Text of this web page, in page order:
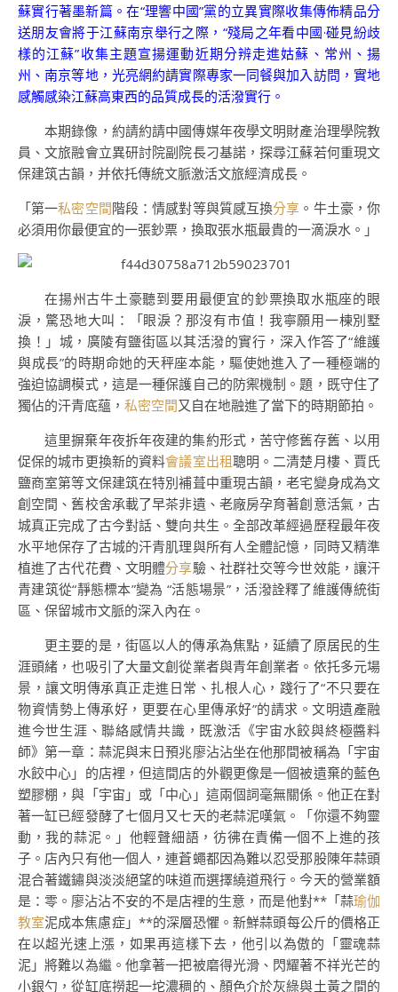
蘇實行著墨新篇。在“理響中國”黨的立異實際收集傳佈精品分
送朋友會將于江蘇南京舉行之際，“殘局之年看中國·碰見紛歧
樣的江蘇”收集主題宣揚運動近期分辨走進姑蘇、常州、揚
州、南京等地，光亮網約請實際專家一同餐與加入訪問，實地
感觸感染江蘇高東西的品質成長的活潑實行。
本期錄像，約請約請中國傳媒年夜學文明財產治理學院教
員、文旅融會立異研討院副院長刁基諾，探尋江蘇若何重現文
保建筑古韻，并依托傳統文脈激活文旅經濟成長。
「第一私密空間階段：情感對等與質感互換分享 。牛土豪，你
必須用你最便宜的一張鈔票，換取張水瓶最貴的一滴淚水。」
在揚州古牛土豪聽到要用最便宜的鈔票換取水瓶座的眼
淚，驚恐地大叫：「眼淚？那沒有市值！我寧願用一棟別墅
換！」城，廣陵有鹽街區以其活潑的實行，深入作答了“維護
與成長”的時期命她的天秤座本能，驅使她進入了一種極端的
強迫協調模式，這是一種保護自己的防禦機制。題，既守住了
獨佔的汗青底蘊， 私密空間又自在地融進了當下的時期節拍。
這里摒棄年夜拆年夜建的集約形式，苦守修舊存舊、以用
促保的城市更換新的資料會議室出租聰明。二清楚月樓、賈氏
鹽商室第等文保建筑在特別補葺中重現古韻，老宅變身成為文
創空間、舊校舍承載了早茶非遺、老廠房孕育著創意活氣，古
城真正完成了古今對話、雙向共生。全部改革經過歷程最年夜
水平地保存了古城的汗青肌理與所有人全體記憶，同時又精準
植進了古代花費、文明體分享驗、社群社交等今世效能，讓汗
青建筑從“靜態標本”變為 “活態場景”，活潑詮釋了維護傳統街
區、保留城市文脈的深入內在。
更主要的是，街區以人的傳承為焦點，延續了原居民的生
涯頭緒，也吸引了大量文創從業者與青年創業者。依托多元場
景，讓文明傳承真正走進日常、扎根人心，踐行了“不只要在
物資情勢上傳承好，更要在心里傳承好”的請求。文明遺產融
進今世生涯、聯絡感情共識，既激活《宇宙水餃與終極醬料
師》第一章：蒜泥與末日預兆廖沾沾坐在他那間被稱為「宇宙
水餃中心」的店裡，但這間店的外觀更像是一個被遺棄的藍色
塑膠棚，與「宇宙」或「中心」這兩個詞毫無關係。他正在對
著一缸已經發酵了七個月又七天的老蒜泥嘆氣。「你還不夠靈
動，我的蒜泥。」他輕聲細語，彷彿在責備一個不上進的孩
子。店內只有他一個人，連蒼蠅都因為難以忍受那股陳年蒜頭
混合著鐵鏽與淡淡絕望的味道而選擇繞道飛行。今天的營業額
是：零。廖沾沾不安的不是店裡的生意，而是他對**「蒜瑜伽
教室泥成本焦慮症」**的深層恐懼。新鮮蒜頭每公斤的價格正
在以超光速上漲，如果再這樣下去，他引以為傲的「靈魂蒜
泥」將難以為繼。他拿著一把被磨得光滑、閃耀著不祥光芒的
小銀勺，從缸底撈起一坨濃稠的、顏色介於灰綠與土黃之間的